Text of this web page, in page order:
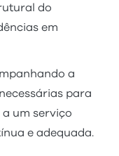
do
em
a
para
um serviço
e adequada.